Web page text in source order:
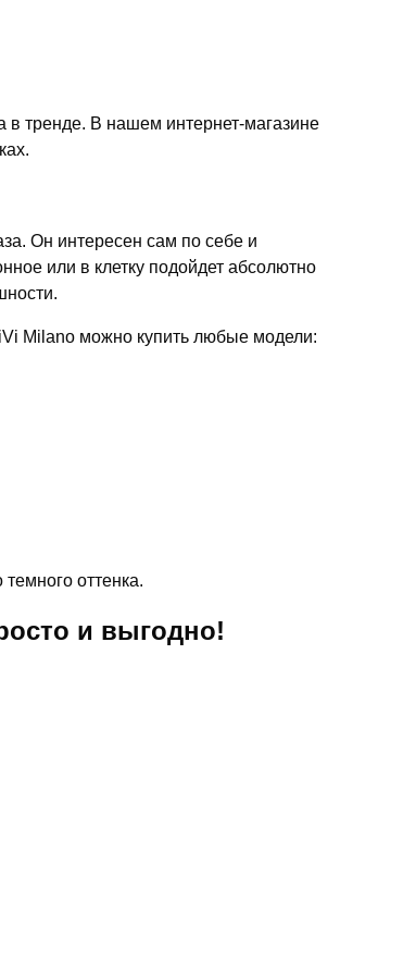
в тренде. В нашем интернет-магазине
Он интересен сам по себе и
или в клетку подойдет абсолютно
Milano можно купить любые модели:
оттенка.
и выгодно!